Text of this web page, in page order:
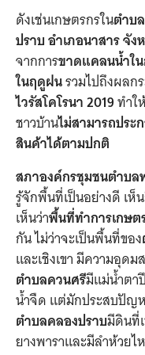
ดังเช่นเกษตรกรในตำบ
ปราบ อำเภอนาสาร จั
จากการขาดแคลนน้ำใ
ในฤดูฝนรวมไปถึงผลก
ไวรัสโคโรนา 2019ทำใ
ชาวบ้านไม่สามารถประ
สินค้าได้ตามปกติ
สภาองค์กรชุมชนตำบ
รู้จักพื้นที่เป็นอย่างดี เห็
เห็นว่าพื้นที่ทำการเกษต
กัน ไม่ว่าจะเป็นพื้นที่ของ
และเชิงเขา มีความอุด
ตำบลควนศรีมีแม่น้ำตา
น้ำจืด แต่มักประสบปัญ
ตำบลคลองปราบมีดินที่
ยางพาราและมีลำห้วย